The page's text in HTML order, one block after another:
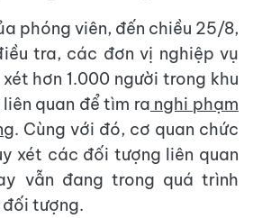
phóng viên, đến chiều 25/8,
tra, các đơn vị nghiệp vụ
hơn 1.000 người trong khu
quan để tìm ra nghi phạm
. Cùng với đó, cơ quan chức
xét các đối tượng liên quan
vẫn đang trong quá trình
tượng.